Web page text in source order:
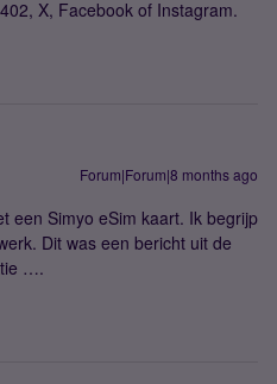
X, Facebook of Instagram.
Forum|Forum|8 months ago
een Simyo eSim kaart. Ik begrijp
Dit was een bericht uit de
….